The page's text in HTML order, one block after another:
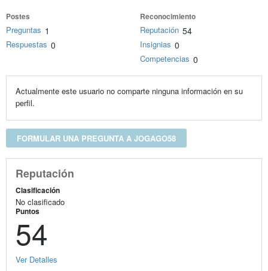
Postes
Preguntas 1
Respuestas 0
Reconocimiento
Reputación 54
Insignias 0
Competencias 0
Actualmente este usuario no comparte ninguna información en su
perfil.
FORMULAR UNA PREGUNTA A JOGAGO58
Reputación
Clasificación
No clasificado
Puntos
54
Ver Detalles